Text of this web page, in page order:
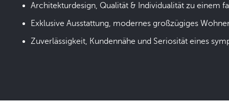
Architekturdesign, Qualität & Individualität zu einem
Exklusive Ausstattung, modernes großzügiges
Zuverlässigkeit, Kundennähe und Seriosität eines